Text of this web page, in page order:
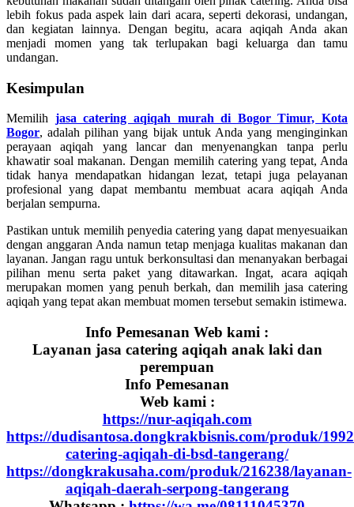
lebih fokus pada aspek lain dari acara, seperti dekorasi, undangan,
dan kegiatan lainnya. Dengan begitu, acara aqiqah Anda akan
menjadi momen yang tak terlupakan bagi keluarga dan tamu
undangan.
Kesimpulan
Memilih jasa catering aqiqah murah di Bogor Timur, Kota
Bogor, adalah pilihan yang bijak untuk Anda yang menginginkan
perayaan aqiqah yang lancar dan menyenangkan tanpa perlu
khawatir soal makanan. Dengan memilih catering yang tepat, Anda
tidak hanya mendapatkan hidangan lezat, tetapi juga pelayanan
profesional yang dapat membantu membuat acara aqiqah Anda
berjalan sempurna.
Pastikan untuk memilih penyedia catering yang dapat menyesuaikan
dengan anggaran Anda namun tetap menjaga kualitas makanan dan
layanan. Jangan ragu untuk berkonsultasi dan menanyakan berbagai
pilihan menu serta paket yang ditawarkan. Ingat, acara aqiqah
merupakan momen yang penuh berkah, dan memilih jasa catering
aqiqah yang tepat akan membuat momen tersebut semakin istimewa.
Info Pemesanan Web kami :
Layanan jasa catering aqiqah anak laki dan
perempuan
Info Pemesanan
Web kami :
https://nur-aqiqah.com
https://dudisantosa.dongkrakbisnis.com/produk/
catering-aqiqah-di-bsd-tangerang/
https://dongkrakusaha.com/produk/216238/layanan-
aqiqah-daerah-serpong-tangerang